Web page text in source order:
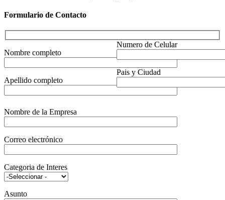
Formulario de Contacto
Nombre completo
Apellido completo
Numero de Celular
Pais y Ciudad
Nombre de la Empresa
Correo electrónico
Categoria de Interes
Asunto